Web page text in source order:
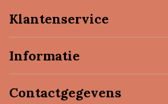
Klantenservice
Informatie
Contactgegevens